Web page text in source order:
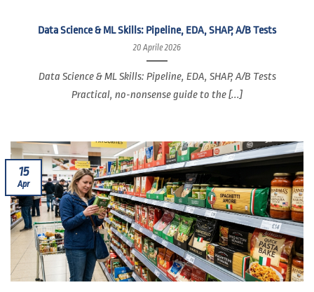
Data Science & ML Skills: Pipeline, EDA, SHAP, A/B Tests
20 Aprile 2026
Data Science & ML Skills: Pipeline, EDA, SHAP, A/B Tests
Practical, no-nonsense guide to the [...]
15
Apr